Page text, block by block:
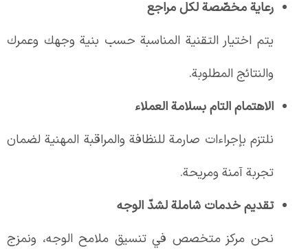
رعاية مخصّصة لكل مراجع
يتم اختيار التقنية المناسبة حسب بنية وجهك وعمرك
والنتائج المطلوبة.
الاهتمام التام بسلامة العملاء
نلتزم بإجراءات صارمة للنظافة والمراقبة المهنية لضمان
تجربة آمنة ومريحة.
تقديم خدمات شاملة لشدّ الوجه
نحن مركز متخصص في تنسيق ملامح الوجه، ونمزج